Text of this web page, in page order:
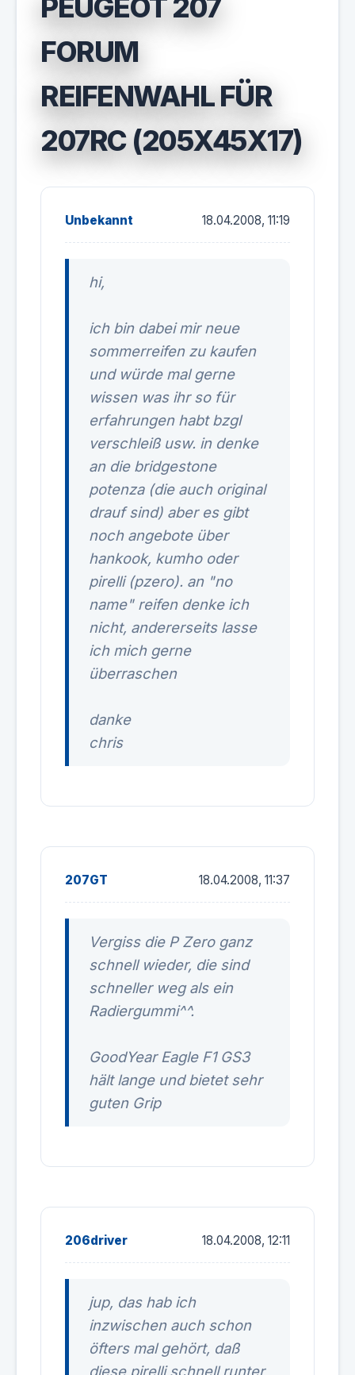
PEUGEOT 207
FORUM
REIFENWAHL FÜR
207RC (205X45X17)
Unbekannt 18.04.2008, 11:19
hi,
ich bin dabei mir neue
sommerreifen zu kaufen
und würde mal gerne
wissen was ihr so für
erfahrungen habt bzgl
verschleiß usw. in denke
an die bridgestone
potenza (die auch original
drauf sind) aber es gibt
noch angebote über
hankook, kumho oder
pirelli (pzero). an "no
name" reifen denke ich
nicht, andererseits lasse
ich mich gerne
überraschen
danke
chris
207GT 18.04.2008, 11:37
Vergiss die P Zero ganz
schnell wieder, die sind
schneller weg als ein
Radiergummi^^.
GoodYear Eagle F1 GS3
hält lange und bietet sehr
guten Grip
206driver 18.04.2008, 12:11
jup, das hab ich
inzwischen auch schon
öfters mal gehört, daß
diese pirelli schnell runter